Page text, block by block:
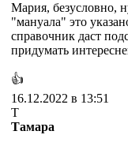
Мария, безусловно,
"мануала" это
справочник даст
придумать
👍
16.12.2022 в 13:51
Т
Тамара